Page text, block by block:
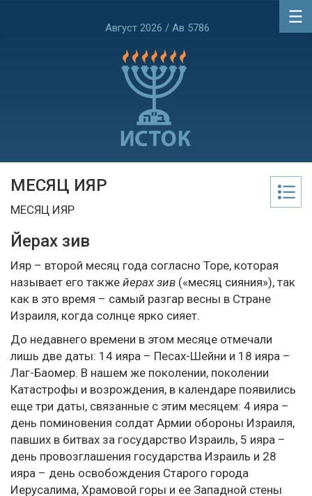
Август 2026 / Ав 5786
МЕСЯЦ ИЯР
МЕСЯЦ ИЯР
Йерах зив
Ияр – второй месяц года согласно Торе, которая
называет его также йерах зив («месяц сияния»), так
как в это время – самый разгар весны в Стране
Израиля, когда солнце ярко сияет.
До недавнего времени в этом месяце отмечали
лишь две даты: 14 ияра – Песах-Шейни и 18 ияра –
Лаг-Баомер. В нашем же поколении, поколении
Катастрофы и возрождения, в календаре появились
еще три даты, связанные с этим месяцем: 4 ияра –
день поминовения солдат Армии обороны Израиля,
павших в битвах за государство Израиль, 5 ияра –
день провозглашения государства Израиль и 28
ияра – день освобождения Старого города
Иерусалима, Храмовой горы и ее Западной стены